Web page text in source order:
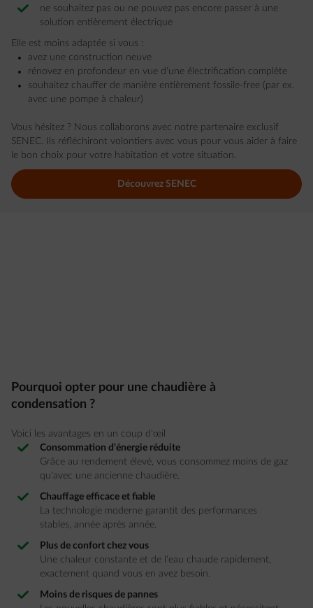
ne souhaitez pas ou ne pouvez pas encore passer à une
solution entièrement électrique
Elle est moins adaptée si vous :
avez une construction neuve
rénovez en profondeur en vue d'une électrification complète
souhaitez chauffer de manière entièrement fossile-free (par ex.
avec une pompe à chaleur)
Vous hésitez ? Nous collaborons avec notre partenaire exclusif
SENEC. Ils réfléchiront volontiers avec vous pour vous aider à faire
le bon choix pour votre habitation et votre situation.
Découvrez SENEC
Pourquoi opter pour une chaudière à
condensation ?
Voici les avantages en un coup d'œil
Consommation d'énergie réduite
Grâce au rendement élevé, vous consommez moins de gaz
qu'avec une ancienne chaudière.
Chauffage efficace et fiable
La technologie moderne garantit des performances
stables, année après année.
Plus de confort chez vous
Une chaleur constante et de l'eau chaude rapidement,
exactement quand vous en avez besoin.
Moins de risques de pannes